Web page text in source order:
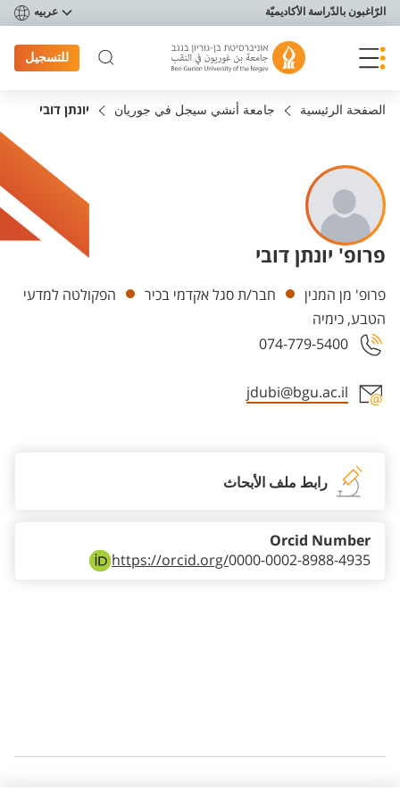
תפריט נגישות
الرّاغبون بالدّراسة الأكاديميّة عربيه
للتسجيل
الصفحة الرئيسية جامعة أنشي سيجل في جوريان יונתן דובי
פרופ' יונתן דובי
Departments
פרופ' מן המנין חבר/ת סגל אקדמי בכיר
הפקולטה למדעי
הטבע, כימיה
074-779-5400
jdubi@bgu.ac.il
رابط ملف الأبحاث
https://orcid.org/0000-0002-8988-4935
Orcid Number